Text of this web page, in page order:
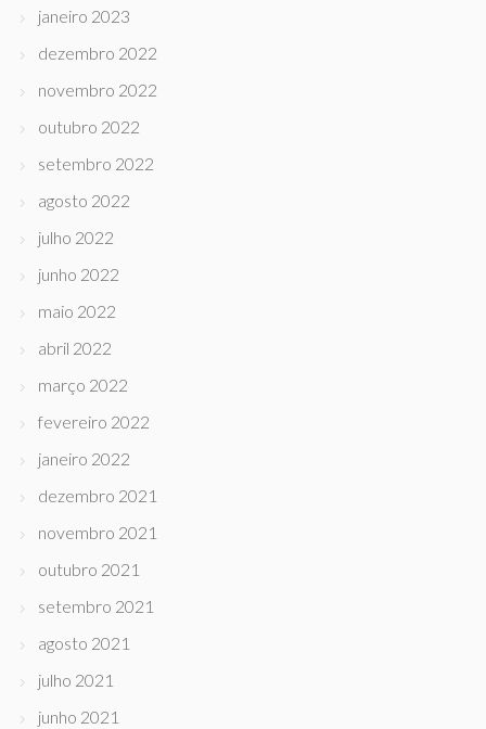
janeiro 2023
dezembro 2022
novembro 2022
outubro 2022
setembro 2022
agosto 2022
julho 2022
junho 2022
maio 2022
abril 2022
março 2022
fevereiro 2022
janeiro 2022
dezembro 2021
novembro 2021
outubro 2021
setembro 2021
agosto 2021
julho 2021
junho 2021